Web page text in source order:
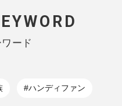
ード
#ハンディファン